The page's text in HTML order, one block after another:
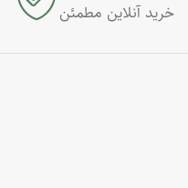
خرید آنلاین مطمئن